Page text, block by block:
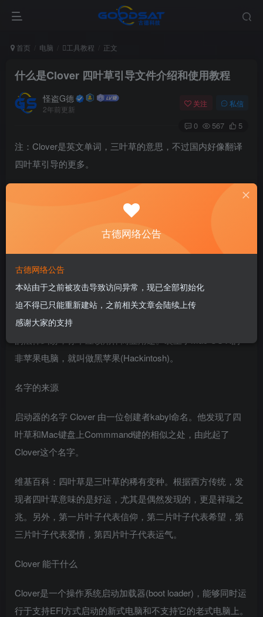
首页 电脑 工具教程 正文
什么是Clover 四叶草引导文件介绍和使用教程
怪盗G德
2年前更新
关注 私信
0 567 5
注：Clover是英文单词，三叶草的意思，不过国内好像翻译
四叶草引导的更多。
牛的草啦。Clover是一个软件，是一个新型的启动器，它能
够让普通的PC上用上Mac OS X系统。
苹果公司（Apple）限制Mac OS X系统只能在Apple设备上使
用，并且苹果不保证Mac OS X在其它设备上能够正常工
作。所以，用户需要承担一定的风险。当然，为了避免其它
非苹果电脑，就叫做黑苹果(Hackintosh)。
名字的来源
启动器的名字 Clover 由一位创建者kabyl命名。他发现了四
叶草和Mac键盘上Commmand键的相似之处，由此起了
Clover这个名字。
维基百科：四叶草是三叶草的稀有变种。根据西方传统，发
现者四叶草意味的是好运，尤其是偶然发现的，更是祥瑞之
兆。另外，第一片叶子代表信仰，第二片叶子代表希望，第
三片叶子代表爱情，第四片叶子代表运气。
Clover 能干什么
Clover是一个操作系统启动加载器(boot loader)，能够同时运
行于支持EFI方式启动的新式电脑和不支持它的老式电脑上。
古德网络公告
古德网络公告
本站由于之前被攻击导致访问异常，现已全部初始化
迫不得已只能重新建站，之前相关文章会陆续上传
感谢大家的支持